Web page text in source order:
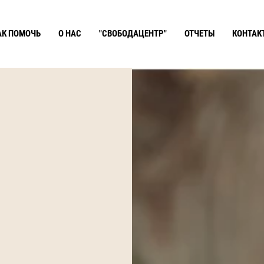
ПОМОЧЬ О НАС "СВОБОДАЦЕНТР" ОТЧЕТЫ